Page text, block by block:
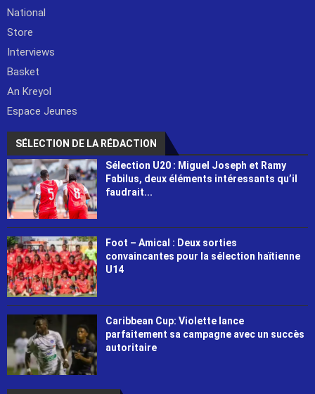
National
Store
Interviews
Basket
An Kreyol
Espace Jeunes
SÉLECTION DE LA RÉDACTION
Sélection U20 : Miguel Joseph et Ramy
Fabilus, deux éléments intéressants qu’il
faudrait...
Foot – Amical : Deux sorties
convaincantes pour la sélection haïtienne
U14
Caribbean Cup: Violette lance
parfaitement sa campagne avec un succès
autoritaire